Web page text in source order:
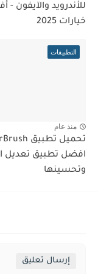
خيارات 2025
التطبيقات
منذ عام
افضل تطبيق تعديل
وتحسينها
إرسال تعليق